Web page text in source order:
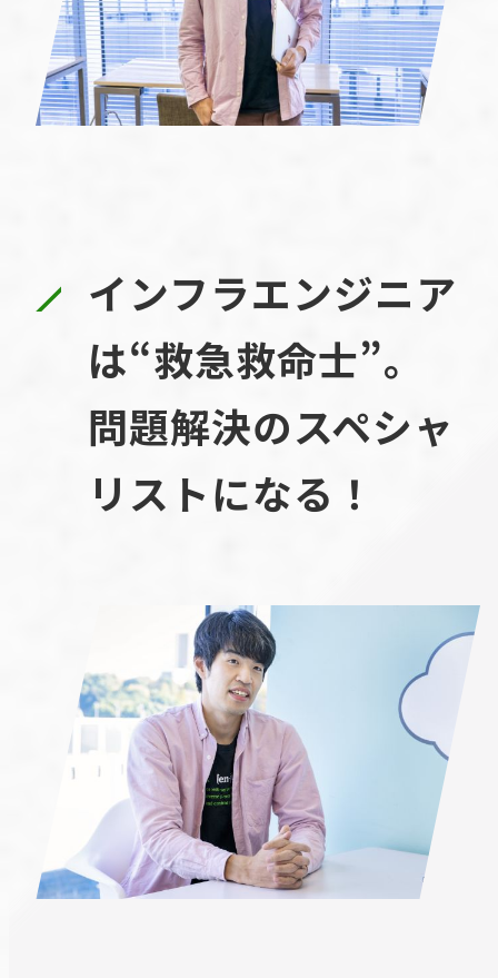
インフラエンジニア
は“救急救命士”。
問題解決のスペシャ
リストになる！